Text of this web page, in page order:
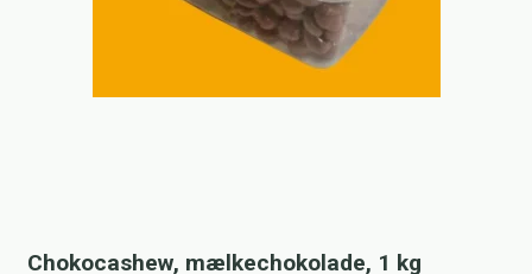
Chokocashew, mælkechokolade, 1 kg